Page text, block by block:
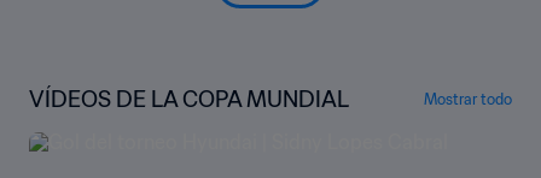
VÍDEOS DE LA COPA MUNDIAL Mostrar todo